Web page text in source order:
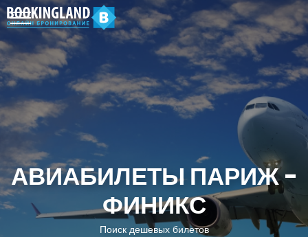
АВИАБИЛЕТЫ ПАРИЖ -
ФИНИКС
Поиск дешевых билетов